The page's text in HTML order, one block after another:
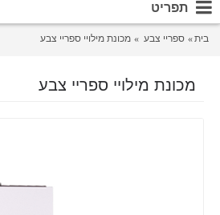
תפריט
בית ספריי צבע מכונת מילויי ספריי צבע
מכונת מילויי ספריי צבע